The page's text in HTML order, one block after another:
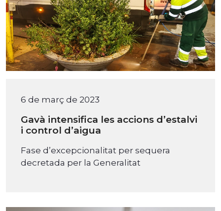
6 de març de 2023
Gavà intensifica les accions d’estalvi
i control d’aigua
Fase d’excepcionalitat per sequera
decretada per la Generalitat